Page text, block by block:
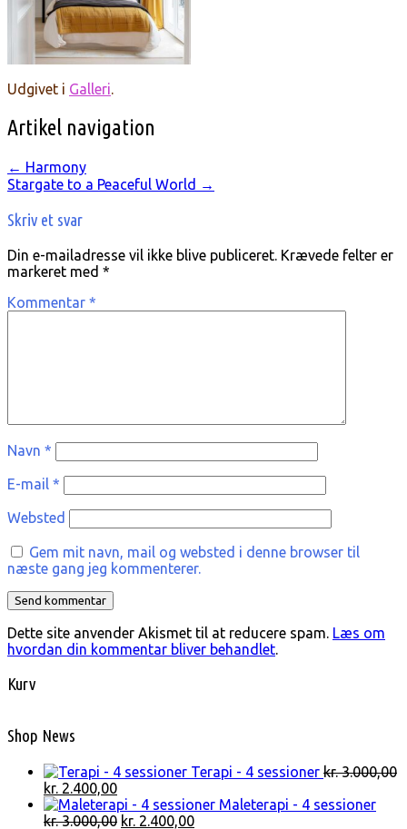
Udgivet i Galleri.
Artikel navigation
← Harmony
Stargate to a Peaceful World →
Skriv et svar
Din e-mailadresse vil ikke blive publiceret. Krævede felter er
markeret med *
Kommentar *
Navn *
E-mail *
Websted
Gem mit navn, mail og websted i denne browser til
næste gang jeg kommenterer.
Dette site anvender Akismet til at reducere spam. Læs om
hvordan din kommentar bliver behandlet.
Kurv
Shop News
Terapi - 4 sessioner kr.3.000,00
Den
oprindelige
pris
kr. 2.400,00Den
aktuelle
pris
Maleterapi - 4 sessioner
kr.3.000,00 Den
kr. 2.400,00Den